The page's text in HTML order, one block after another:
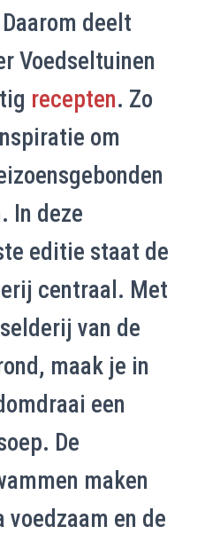
deelt
Voedseltuinen
recepten. Zo
om
In deze
editie staat de
centraal. Met
van de
maak je in
een
De
maken
voedzaam en de